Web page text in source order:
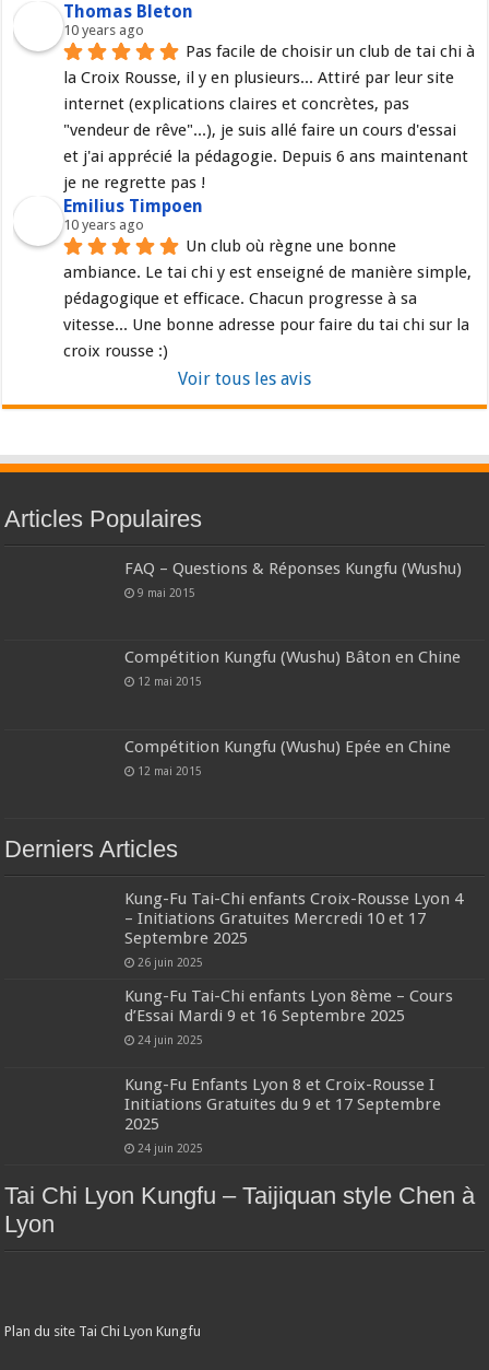
Thomas Bleton
10 years ago
Pas facile de choisir un club de tai chi à
la Croix Rousse, il y en plusieurs... Attiré par leur site
internet (explications claires et concrètes, pas
"vendeur de rêve"...), je suis allé faire un cours d'essai
et j'ai apprécié la pédagogie. Depuis 6 ans maintenant
je ne regrette pas !
Emilius Timpoen
10 years ago
Un club où règne une bonne
ambiance. Le tai chi y est enseigné de manière simple,
pédagogique et efficace. Chacun progresse à sa
vitesse... Une bonne adresse pour faire du tai chi sur la
croix rousse :)
Voir tous les avis
Articles Populaires
FAQ – Questions & Réponses Kungfu (Wushu)
9 mai 2015
Compétition Kungfu (Wushu) Bâton en Chine
12 mai 2015
Compétition Kungfu (Wushu) Epée en Chine
12 mai 2015
Derniers Articles
Kung-Fu Tai-Chi enfants Croix-Rousse Lyon 4
– Initiations Gratuites Mercredi 10 et 17
Septembre 2025
26 juin 2025
Kung-Fu Tai-Chi enfants Lyon 8ème – Cours
d’Essai Mardi 9 et 16 Septembre 2025
24 juin 2025
Kung-Fu Enfants Lyon 8 et Croix-Rousse I
Initiations Gratuites du 9 et 17 Septembre
2025
24 juin 2025
Tai Chi Lyon Kungfu – Taijiquan style Chen à
Lyon
Plan du site Tai Chi Lyon Kungfu